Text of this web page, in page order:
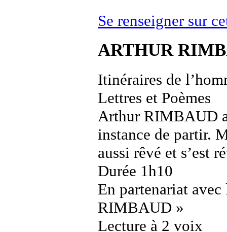
Se renseigner sur
ARTHUR
Itinéraires de
Lettres et Poèmes
Arthur RIMBAUD a
instance de partir.
aussi rêvé et s’est
Durée 1h10
En partenariat
RIMBAUD »
Lecture à 2 voix